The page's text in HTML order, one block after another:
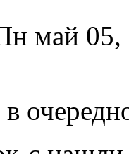
май 05,